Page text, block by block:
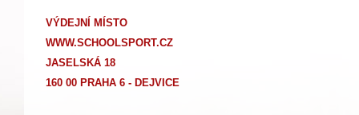
VÝDEJNÍ MÍSTO
WWW.SCHOOLSPORT.CZ
JASELSKÁ 18
160 00 PRAHA 6 - DEJVICE